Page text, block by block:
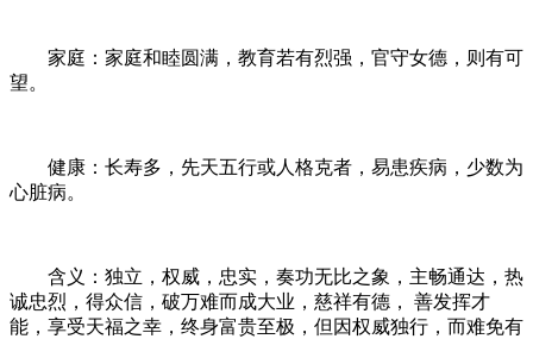
家庭：家庭和睦圆满，教育若有烈强，官守女德，则有可
望。
健康：长寿多，先天五行或人格克者，易患疾病，少数为
心脏病。
含义：独立，权威，忠实，奏功无比之象，主畅通达，热
诚忠烈，得众信，破万难而成大业，慈祥有德， 善发挥才
能，享受天福之幸，终身富贵至极，但因权威独行，而难免有